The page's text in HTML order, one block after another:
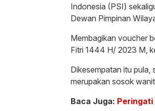
Indonesia (PSI)
Dewan Pimpinan
Membagikan voucher
Fitri 1444 H/ 2023 M,
Dikesempatan itu pula,
merupakan sosok
Baca Juga: Peringati